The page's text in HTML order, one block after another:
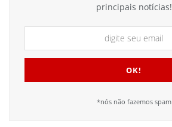
principais notícias!
*nós não fazemos spam